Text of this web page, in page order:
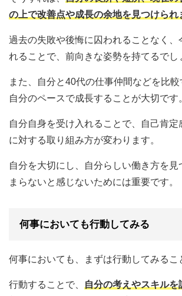
の上で改善点や成長の余地を見つけられ
過去の失敗や後悔に囚われることなく、
れることで、前向きな姿勢を持てるでし
また、自分と40代の仕事仲間などを比較
自分のペースで成長することが大切です
自分自身を受け入れることで、自己肯
に対する取り組み方が変わります。
自分を大切にし、自分らしい働き方を見
まらないと感じないためには重要です。
何事においても行動してみる
何事においても、まずは行動してみるこ
行動することで、 自分の考えやスキルを